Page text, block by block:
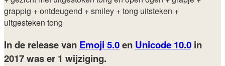
grappig + ontdeugend + smiley + tong uitsteken +
uitgesteken tong
In de release van Emoji 5.0en Unicode 10.0 in
2017was er 1 wijziging.